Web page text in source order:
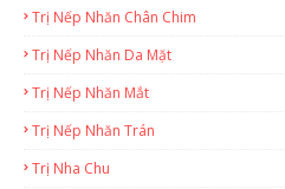
Trị Nếp Nhăn Chân Chim
Trị Nếp Nhăn Da Mặt
Trị Nếp Nhăn Mắt
Trị Nếp Nhăn Trán
Trị Nha Chu